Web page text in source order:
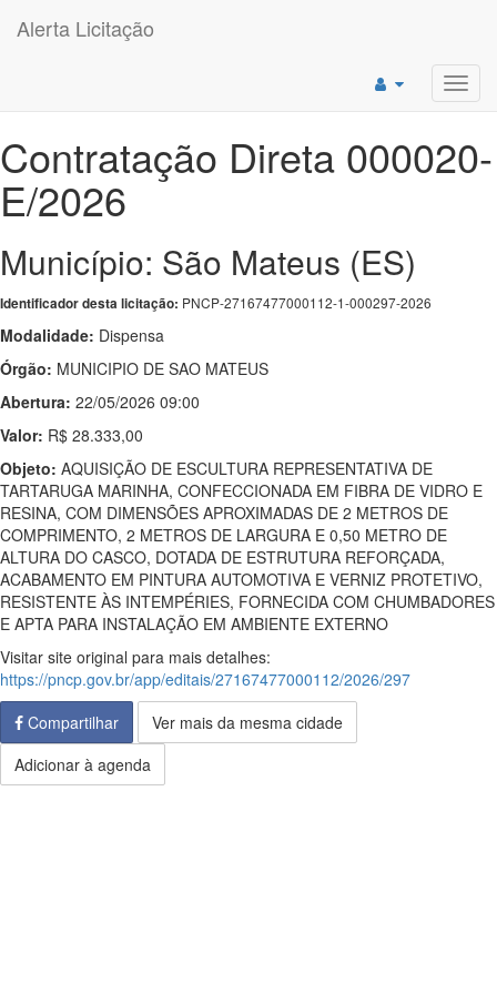
Alerta Licitação
Contratação Direta 000020-
E/2026
Município: São Mateus (ES)
Identificador desta licitação: PNCP-27167477000112-1-000297-2026
Modalidade: Dispensa
Órgão: MUNICIPIO DE SAO MATEUS
Abertura: 22/05/2026 09:00
Valor: R$ 28.333,00
Objeto: AQUISIÇÃO DE ESCULTURA REPRESENTATIVA DE
TARTARUGA MARINHA, CONFECCIONADA EM FIBRA DE VIDRO E
RESINA, COM DIMENSÕES APROXIMADAS DE 2 METROS DE
COMPRIMENTO, 2 METROS DE LARGURA E 0,50 METRO DE
ALTURA DO CASCO, DOTADA DE ESTRUTURA REFORÇADA,
ACABAMENTO EM PINTURA AUTOMOTIVA E VERNIZ PROTETIVO,
RESISTENTE ÀS INTEMPÉRIES, FORNECIDA COM CHUMBADORES
E APTA PARA INSTALAÇÃO EM AMBIENTE EXTERNO
Visitar site original para mais detalhes:
https://pncp.gov.br/app/editais/27167477000112/2026/297
Compartilhar
Ver mais da mesma cidade
Adicionar à agenda